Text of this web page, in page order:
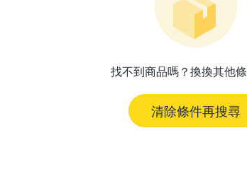
找不到商品嗎？換換其他條
清除條件再搜尋